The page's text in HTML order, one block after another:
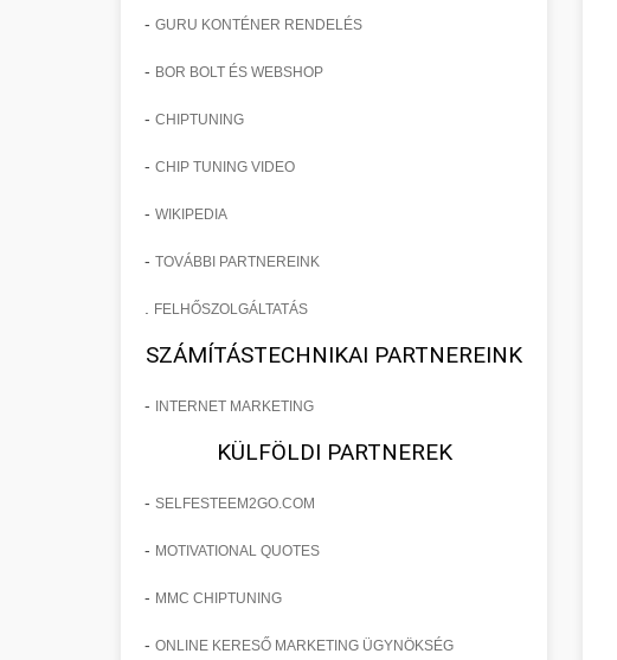
- GURU KONTÉNER RENDELÉS
- BOR BOLT ÉS WEBSHOP
- CHIPTUNING
- CHIP TUNING VIDEO
- WIKIPEDIA
- TOVÁBBI PARTNEREINK
FELHŐSZOLGÁLTATÁS
SZÁMÍTÁSTECHNIKAI PARTNEREINK
- INTERNET MARKETING
KÜLFÖLDI PARTNEREK
- SELFESTEEM2GO.COM
- MOTIVATIONAL QUOTES
- MMC CHIPTUNING
- ONLINE KERESŐ MARKETING ÜGYNÖKSÉG